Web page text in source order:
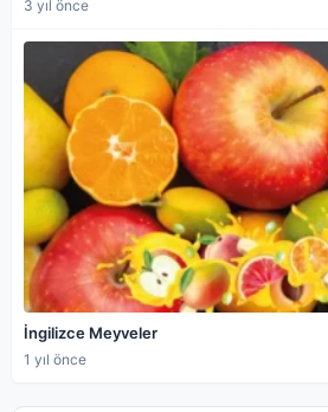
3 yıl önce
İngilizce Meyveler
1 yıl önce